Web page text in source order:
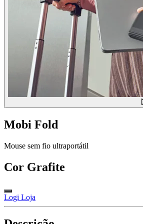
Mobi Fold
Mouse sem fio ultraportátil
Cor Grafite
Logi Loja